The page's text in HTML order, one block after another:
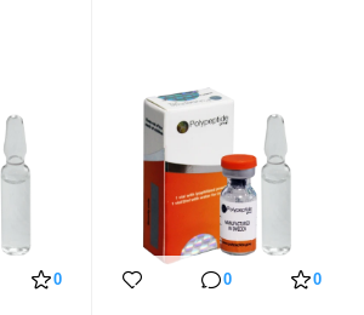
0 0 0